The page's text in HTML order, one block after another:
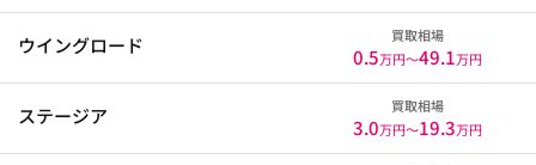
ウイングロード 買取相場
0.5万円〜49.1万円
ステージア 買取相場
3.0万円〜19.3万円